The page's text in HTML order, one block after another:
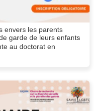
envers les parents
garde de leurs enfants
au doctorat en